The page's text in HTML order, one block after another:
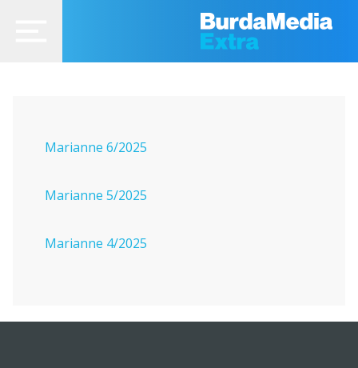
Marianne 6/2025
Marianne 5/2025
Marianne 4/2025